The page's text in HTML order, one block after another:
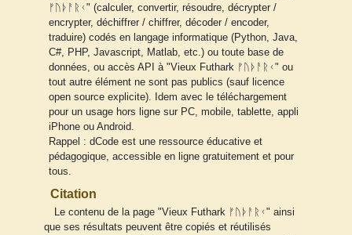
ᚠᚢᚦᚨᚱᚲ" (calculer, convertir, résoudre, décrypter /
encrypter, déchiffrer / chiffrer, décoder / encoder,
traduire) codés en langage informatique (Python, Java,
C#, PHP, Javascript, Matlab, etc.) ou toute base de
données, ou accès API à "Vieux Futhark ᚠᚢᚦᚨᚱᚲ" ou
tout autre élément ne sont pas publics (sauf licence
open source explicite). Idem avec le téléchargement
pour un usage hors ligne sur PC, mobile, tablette, appli
iPhone ou Android.
Rappel : dCode est une ressource éducative et
pédagogique, accessible en ligne gratuitement et pour
tous.
Citation
Le contenu de la page "Vieux Futhark ᚠᚢᚦᚨᚱᚲ" ainsi
que ses résultats peuvent être copiés et réutilisés